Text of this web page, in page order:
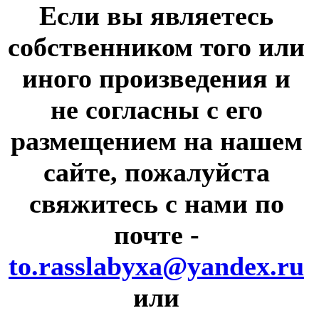
Если вы являетесь
собственником того или
иного произведения и
не согласны с его
размещением на нашем
сайте, пожалуйста
свяжитесь с нами по
почте -
to.rasslabyxa@yandex.ru
или